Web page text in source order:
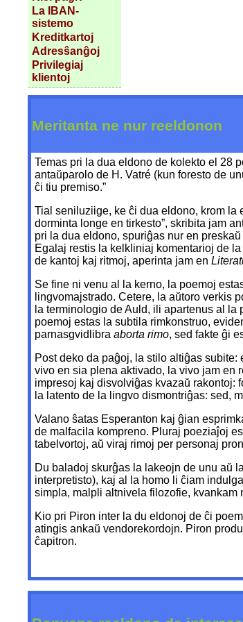
La IBAN-
sistemo
Kreditkartoj
Adresŝanĝoj
Privilegiaj
klientoj
Meritanta ne nur reeldonon
Temas pri la dua eldono de kolekto el 28
antaŭparolo de H. Vatré (kun foresto de
ĉi tiu premiso.”
Tial seniluziige, ke ĉi dua eldono, krom
dorminta longe en tirkesto”, skribita jam
pri la dua eldono, spuriĝas nur en
Egalaj restis la kelkliniaj komentarioj de
de kantoj kaj ritmoj, aperinta jam en
Se fine ni venu al la kerno, la poemoj
lingvomajstrado. Cetere, la aŭtoro verkis
la terminologio de Auld, ili apartenus al
poemoj estas la subtila rimkonstruo,
parnasgvidlibraaborta rimo, sed fakte ĝi
Post deko da paĝoj, la stilo altiĝas
vivo en sia plena aktivado, la vivo jam en
impresoj kaj disvolviĝas kvazaŭ rakontoj:
la latento de la lingvo dismontriĝas: sed,
Valano ŝatas Esperanton kaj ĝian
de malfacila kompreno. Pluraj poeziaĵoj
tabelvortoj, aŭ viraj rimoj per personaj
Du baladoj skurĝas la lakeojn de unu aŭ
interpretisto), kaj al la homo li ĉiam
simpla, malpli altnivela filozofie, kvankam
Kio pri Piron inter la du eldonoj de ĉi
atingis ankaŭ vendorekordojn. Piron
ĉapitron.